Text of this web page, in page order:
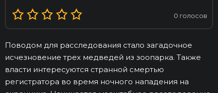
0 голосов
Поводом для расследования стало загадочное
исчезновение трех медведей из зоопарка. Также
власти интересуются странной смертью
регистратора во время ночного нападения на